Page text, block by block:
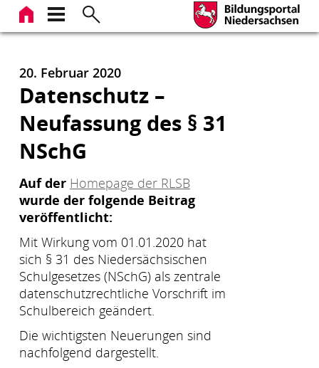
Zum
Inhalt
20. Februar 2020
Datenschutz –
Neufassung des § 31
NSchG
Auf der Homepage der RLSB
wurde der folgende Beitrag
veröffentlicht:
Mit Wirkung vom 01.01.2020 hat
sich § 31 des Niedersächsischen
Schulgesetzes (NSchG) als zentrale
datenschutzrechtliche Vorschrift im
Schulbereich geändert.
Die wichtigsten Neuerungen sind
nachfolgend dargestellt.